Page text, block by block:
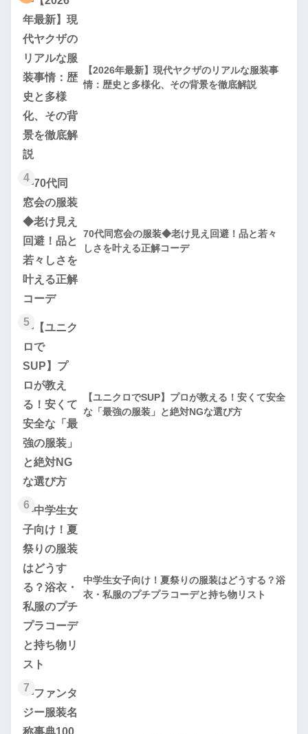
【2026年最新】現代ヤクザのリアルな服装事
情：歴史と多様化、その背景を徹底解説
4
70代同窓会の服装◆老け見え回避！品と若々
しさを叶える正解コーデ
5
【ユニクロでSUP】プロが教える！安くて安全
な「最強の服装」と絶対NGな選び方
6
中学生女子向け！夏祭りの服装はどうする？浴
衣・私服のプチプラコーデと持ち物リスト
7